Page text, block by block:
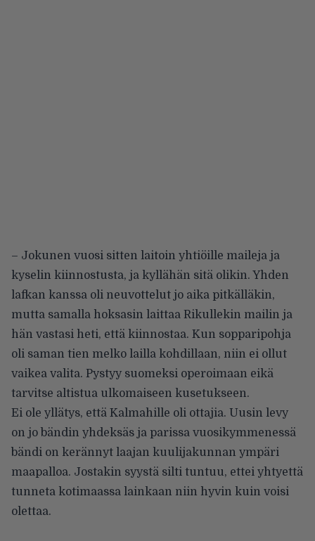
– Jokunen vuosi sitten laitoin yhtiöille maileja ja
kyselin kiinnostusta, ja kyllähän sitä olikin. Yhden
lafkan kanssa oli neuvottelut jo aika pitkälläkin,
mutta samalla hoksasin laittaa Rikullekin mailin ja
hän vastasi heti, että kiinnostaa. Kun sopparipohja
oli saman tien melko lailla kohdillaan, niin ei ollut
vaikea valita. Pystyy suomeksi operoimaan eikä
tarvitse altistua ulkomaiseen kusetukseen.
Ei ole yllätys, että Kalmahille oli ottajia. Uusin levy
on jo bändin yhdeksäs ja parissa vuosikymmenessä
bändi on kerännyt laajan kuulijakunnan ympäri
maapalloa. Jostakin syystä silti tuntuu, ettei yhtyettä
tunneta kotimaassa lainkaan niin hyvin kuin voisi
olettaa.